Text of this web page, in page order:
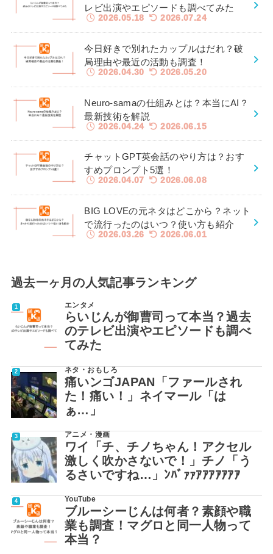
レビ出演やエピソードも調べてみた
2026.05.18 2026.07.24
今日好きで別れたカップルはだれ？破
局理由や最近の活動も調査！
2026.04.30 2026.05.20
Neuro-samaの仕組みとは？本当にAI？
最新技術を解説
2026.04.24 2026.06.15
チャットGPT英会話のやり方は？おす
すめプロンプト5選！
2026.04.07 2026.06.08
BIG LOVEの元ネタはどこから？ネット
で流行ったのはいつ？使い方も紹介
2026.03.26 2026.06.01
過去一ヶ月の人気記事ランキング
エンタメ
らいじんが御曹司って本当？過去
のテレビ出演やエピソードも調べ
てみた
ネタ・おもしろ
痛いンゴJAPAN「ファールされ
た！痛い！」ネイマール「は
ぁ…」
アニメ・漫画
ワイ「チ、チノちゃん！アクセル
激しく吹かさないで！」チノ「う
るさいですね…」ﾝﾊﾞｧｧｱｱｱｱｱｱｱ
YouTube
ブルーシーじんは何者？素顔や職
業も調査！マグロと同一人物って
本当？